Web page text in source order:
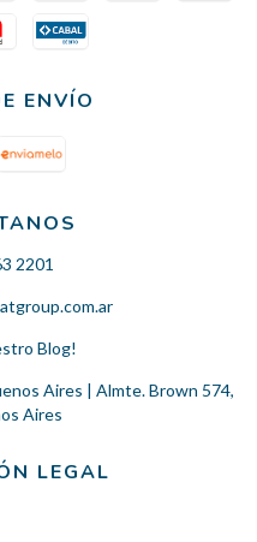
ENVÍO
2201
Blog!
Aires | Almte. Brown 574,
Aires
LEGAL